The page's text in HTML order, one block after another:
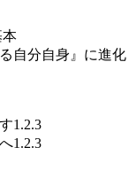
本
自分自身』に進化
1.2.3
1.2.3